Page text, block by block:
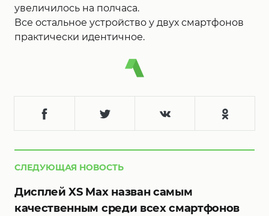
увеличилось на полчаса.
Все остальное устройство у двух смартфонов
практически идентичное.
СЛЕДУЮЩАЯ НОВОСТЬ
Дисплей XS Max назван самым
качественным среди всех смартфонов